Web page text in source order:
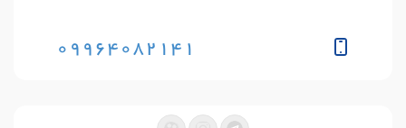
09964082141